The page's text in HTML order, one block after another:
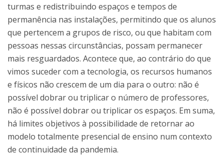
turmas e redistribuindo espaços e tempos de
permanência nas instalações, permitindo que os alunos
que pertencem a grupos de risco, ou que habitam com
pessoas nessas circunstâncias, possam permanecer
mais resguardados. Acontece que, ao contrário do que
vimos suceder com a tecnologia, os recursos humanos
e físicos não crescem de um dia para o outro: não é
possível dobrar ou triplicar o número de professores,
não é possível dobrar ou triplicar os espaços. Em suma,
há limites objetivos à possibilidade de retornar ao
modelo totalmente presencial de ensino num contexto
de continuidade da pandemia.